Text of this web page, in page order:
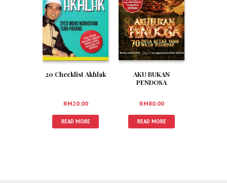
20 Checklist Akhlak
RM20.00
READ MORE
AKU BUKAN
PENDOSA
RM80.00
READ MORE